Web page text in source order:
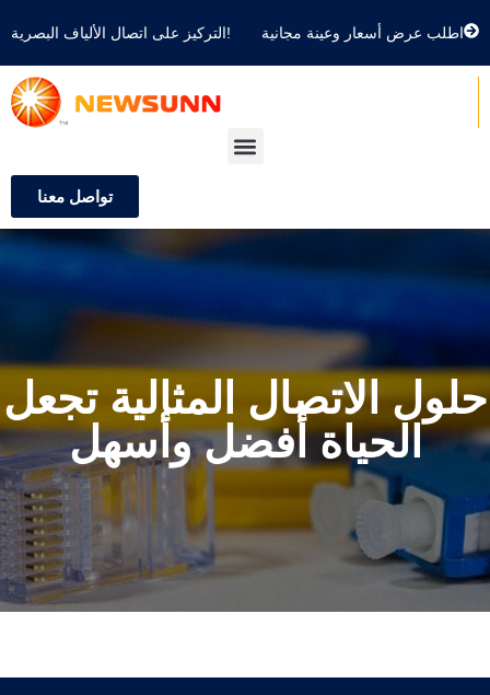
التركيز على اتصال الألياف البصرية! اطلب عرض أسعار وعينة مجانية
تواصل معنا
حلول الاتصال المثالية تجعل
الحياة أفضل وأسهل